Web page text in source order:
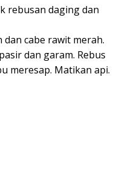
rebusan daging dan
cabe rawit merah.
dan garam. Rebus
meresap. Matikan api.